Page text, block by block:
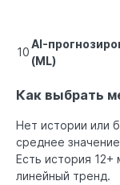
10
AI-
(ML)
Как выбрать
Нет истории или
среднее
Есть история
линейный тренд.